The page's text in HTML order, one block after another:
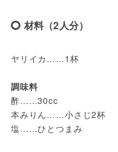
材料（2人分）
ヤリイカ……1杯
調味料
酢……30cc
本みりん……小さじ2杯
塩……ひとつまみ